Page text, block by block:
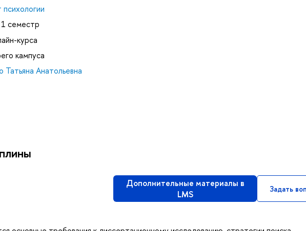
семестр
курса
кампуса
Татьяна Анатольевна
Дополнительные материалы в
LMS
Задать